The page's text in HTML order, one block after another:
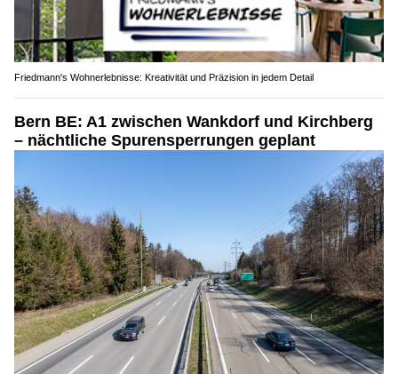
Friedmann's Wohnerlebnisse: Kreativität und Präzision in jedem Detail
Bern BE: A1 zwischen Wankdorf und Kirchberg
– nächtliche Spurensperrungen geplant